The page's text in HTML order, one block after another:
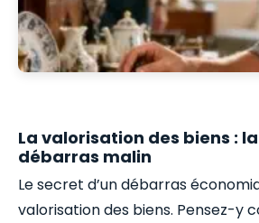
La valorisation des biens : la
débarras malin
Le secret d’un débarras
valorisation des biens. Pensez-y